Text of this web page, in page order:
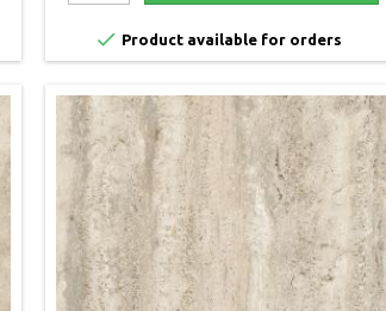
 Product available for orders